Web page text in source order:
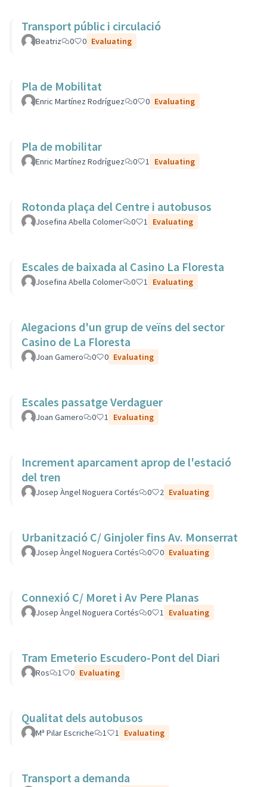
Transport públic i circulació
Beatriz 0 0 Evaluating
Pla de Mobilitat
Enric Martínez Rodríguez 0 0 Evaluating
Pla de mobilitar
Enric Martínez Rodríguez 0 1 Evaluating
Rotonda plaça del Centre i autobusos
Josefina Abella Colomer 0 1 Evaluating
Escales de baixada al Casino La Floresta
Josefina Abella Colomer 0 1 Evaluating
Alegacions d'un grup de veïns del sector
Casino de La Floresta
Joan Gamero 0 0 Evaluating
Escales passatge Verdaguer
Joan Gamero 0 1 Evaluating
Increment aparcament aprop de l'estació
del tren
Josep Àngel Noguera Cortés 0 2 Evaluating
Urbanització C/ Ginjoler fins Av. Monserrat
Josep Àngel Noguera Cortés 0 0 Evaluating
Connexió C/ Moret i Av Pere Planas
Josep Àngel Noguera Cortés 0 1 Evaluating
Tram Emeterio Escudero-Pont del Diari
Ros 1 0 Evaluating
Qualitat dels autobusos
Mª Pilar Escriche 1 1 Evaluating
Transport a demanda